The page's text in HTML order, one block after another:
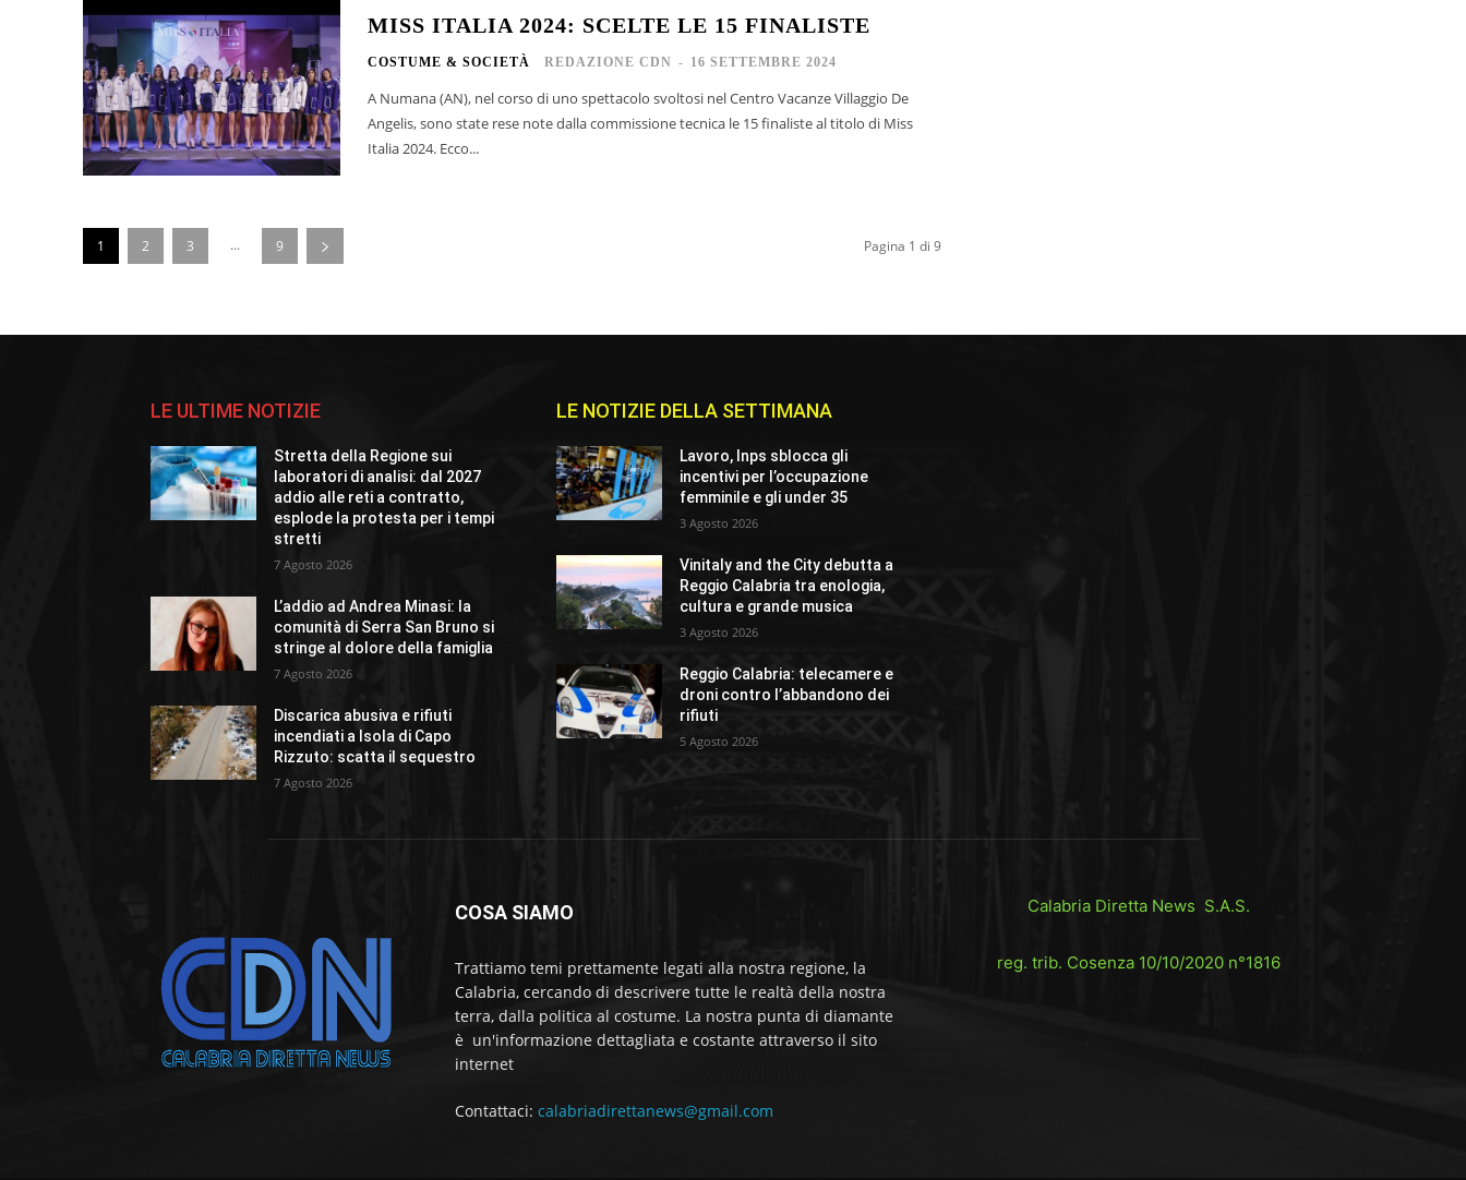
MISS ITALIA 2024: SCELTE LE 15 FINALISTE
COSTUME & SOCIETÀ REDAZIONE CDN - 16 SETTEMBRE 2024
A Numana (AN), nel corso di uno spettacolo svoltosi nel Centro Vacanze Villaggio De
Angelis, sono state rese note dalla commissione tecnica le 15 finaliste al titolo di Miss
Italia 2024. Ecco...
1 2 3 ... 9 Pagina 1 di 9
LE ULTIME NOTIZIE
Stretta della Regione sui
laboratori di analisi: dal 2027
addio alle reti a contratto,
esplode la protesta per i tempi
stretti
7 Agosto 2026
L’addio ad Andrea Minasi: la
comunità di Serra San Bruno si
stringe al dolore della famiglia
7 Agosto 2026
Discarica abusiva e rifiuti
incendiati a Isola di Capo
Rizzuto: scatta il sequestro
7 Agosto 2026
LE NOTIZIE DELLA SETTIMANA
Lavoro, Inps sblocca gli
incentivi per l’occupazione
femminile e gli under 35
3 Agosto 2026
Vinitaly and the City debutta a
Reggio Calabria tra enologia,
cultura e grande musica
3 Agosto 2026
Reggio Calabria: telecamere e
droni contro l’abbandono dei
rifiuti
5 Agosto 2026
COSA SIAMO
Trattiamo temi prettamente legati alla nostra regione, la
Calabria, cercando di descrivere tutte le realtà della nostra
terra, dalla politica al costume. La nostra punta di diamante
è un'informazione dettagliata e costante attraverso il sito
internet
Contattaci: calabriadirettanews@gmail.com
Calabria Diretta News S.A.S.
reg. trib. Cosenza 10/10/2020 n°1816